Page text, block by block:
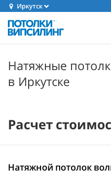
Иркутск
Натяжные
в Иркутске
Расчет
Натяжной потолок